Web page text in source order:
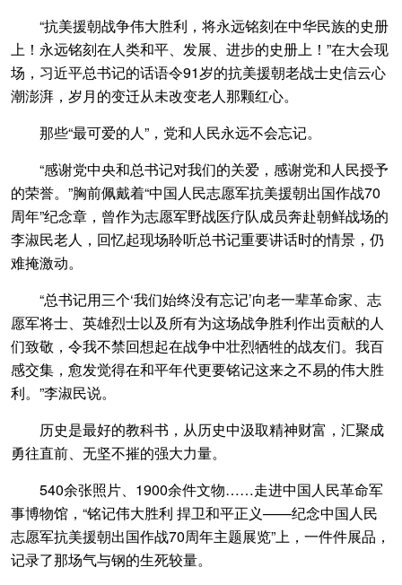
“抗美援朝战争伟大胜利，将永远铭刻在中华民族的史册
上！永远铭刻在人类和平、发展、进步的史册上！”在大会现
场，习近平总书记的话语令91岁的抗美援朝老战士史信云心
潮澎湃，岁月的变迁从未改变老人那颗红心。
那些“最可爱的人”，党和人民永远不会忘记。
“感谢党中央和总书记对我们的关爱，感谢党和人民授予
的荣誉。”胸前佩戴着“中国人民志愿军抗美援朝出国作战70
周年”纪念章，曾作为志愿军野战医疗队成员奔赴朝鲜战场的
李淑民老人，回忆起现场聆听总书记重要讲话时的情景，仍
难掩激动。
“总书记用三个‘我们始终没有忘记’向老一辈革命家、志
愿军将士、英雄烈士以及所有为这场战争胜利作出贡献的人
们致敬，令我不禁回想起在战争中壮烈牺牲的战友们。我百
感交集，愈发觉得在和平年代更要铭记这来之不易的伟大胜
利。”李淑民说。
历史是最好的教科书，从历史中汲取精神财富，汇聚成
勇往直前、无坚不摧的强大力量。
540余张照片、1900余件文物……走进中国人民革命军
事博物馆，“铭记伟大胜利 捍卫和平正义——纪念中国人民
志愿军抗美援朝出国作战70周年主题展览”上，一件件展品，
记录了那场气与钢的生死较量。